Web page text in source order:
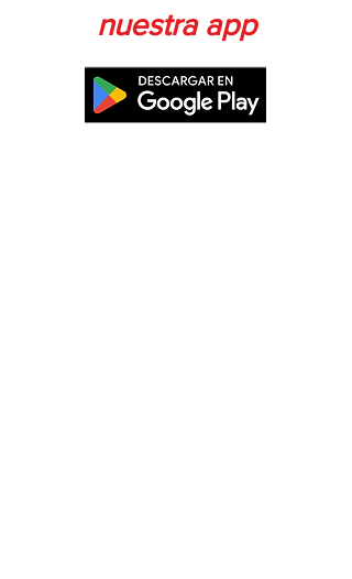
nuestra app